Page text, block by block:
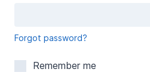
Forgot password?
Remember me